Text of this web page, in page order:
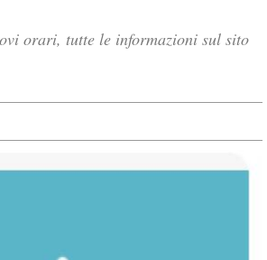
orari, tutte le informazioni sul sito